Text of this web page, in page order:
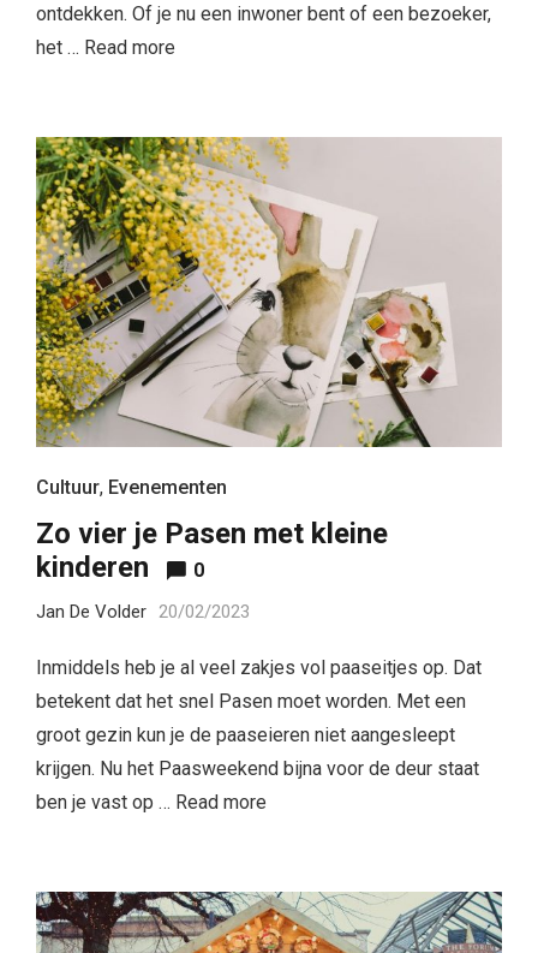
ontdekken. Of je nu een inwoner bent of een bezoeker,
het … Read more
Cultuur, Evenementen
Zo vier je Pasen met kleine
kinderen
0
Jan De Volder 20/02/2023
Inmiddels heb je al veel zakjes vol paaseitjes op. Dat
betekent dat het snel Pasen moet worden. Met een
groot gezin kun je de paaseieren niet aangesleept
krijgen. Nu het Paasweekend bijna voor de deur staat
ben je vast op … Read more